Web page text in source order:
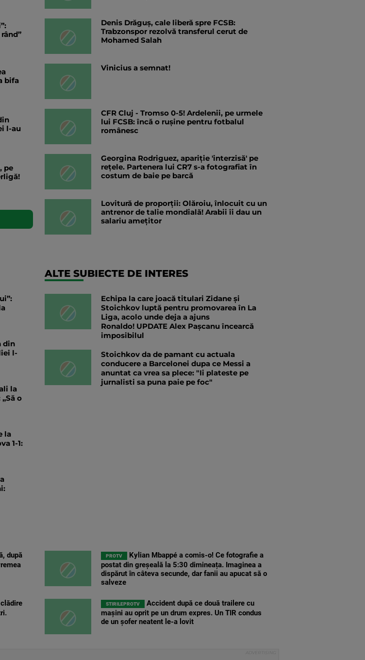
bifa
l-au
pe
Denis Drăguș, cale liberă spre FCSB:
Trabzonspor rezolvă transferul cerut de
Mohamed Salah
Vinicius a semnat!
CFR Cluj - Tromso 0-5! Ardelenii, pe urmele
lui FCSB: încă o rușine pentru fotbalul
românesc
Georgina Rodriguez, apariție 'interzisă' pe
rețele. Partenera lui CR7 s-a fotografiat în
costum de baie pe barcă
Lovitură de proporții: Olăroiu, înlocuit cu un
antrenor de talie mondială! Arabii îi dau un
salariu amețitor
din
l-
la
o
la
1-1:
ALTE SUBIECTE DE INTERES
Echipa la care joacă titulari Zidane și
Stoichkov luptă pentru promovarea în La
Liga, acolo unde deja a ajuns
Ronaldo! UPDATE Alex Pașcanu încearcă
imposibilul
Stoichkov da de pamant cu actuala
conducere a Barcelonei dupa ce Messi a
anuntat ca vrea sa plece: "Ii plateste pe
jurnalisti sa puna paie pe foc"
după
PROTV
Kylian Mbappé a comis-o! Ce fotografie a
postat din greșeală la 5:30 dimineața. Imaginea a
dispărut în câteva secunde, dar fanii au apucat să o
salveze
STIRILEPROTV
Accident după ce două trailere cu
mașini au oprit pe un drum expres. Un TIR condus
de un șofer neatent le-a lovit